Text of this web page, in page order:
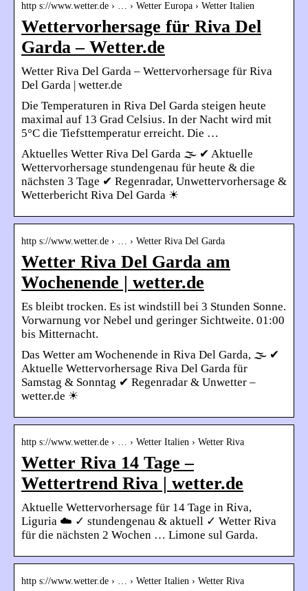
http s://www.wetter.de › … › Wetter Europa › Wetter Italien
Wettervorhersage für Riva Del
Garda – Wetter.de
Wetter Riva Del Garda – Wettervorhersage für Riva
Del Garda | wetter.de
Die Temperaturen in Riva Del Garda steigen heute
maximal auf 13 Grad Celsius. In der Nacht wird mit
5°C die Tiefsttemperatur erreicht. Die …
Aktuelles Wetter Riva Del Garda 🌫️ ✔ Aktuelle
Wettervorhersage stundengenau für heute & die
nächsten 3 Tage ✔ Regenradar, Unwettervorhersage &
Wetterbericht Riva Del Garda ☀
http s://www.wetter.de › … › Wetter Riva Del Garda
Wetter Riva Del Garda am
Wochenende | wetter.de
Es bleibt trocken. Es ist windstill bei 3 Stunden Sonne.
Vorwarnung vor Nebel und geringer Sichtweite. 01:00
bis Mitternacht.
Das Wetter am Wochenende in Riva Del Garda, 🌫️ ✔
Aktuelle Wettervorhersage Riva Del Garda für
Samstag & Sonntag ✔ Regenradar & Unwetter –
wetter.de ☀
http s://www.wetter.de › … › Wetter Italien › Wetter Riva
Wetter Riva 14 Tage –
Wettertrend Riva | wetter.de
Aktuelle Wettervorhersage für 14 Tage in Riva,
Liguria ☁️ ✓ stundengenau & aktuell ✓ Wetter Riva
für die nächsten 2 Wochen … Limone sul Garda.
http s://www.wetter.de › … › Wetter Italien › Wetter Riva